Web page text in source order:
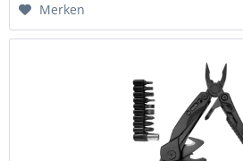
Merken